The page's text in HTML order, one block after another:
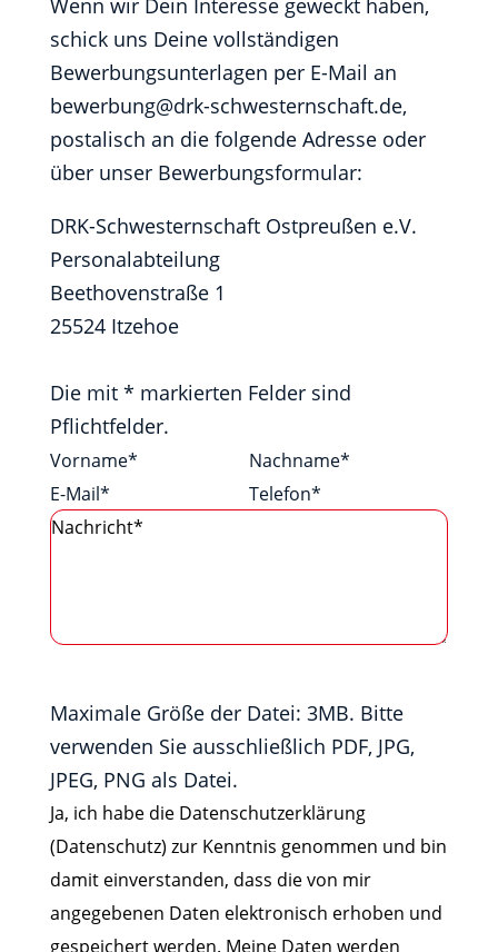
Wenn wir Dein Interesse geweckt haben,
schick uns Deine vollständigen
Bewerbungsunterlagen per E-Mail an
bewerbung@drk-schwesternschaft.de,
postalisch an die folgende Adresse oder
über unser Bewerbungsformular:
DRK-Schwesternschaft Ostpreußen e.V.
Personalabteilung
Beethovenstraße 1
25524 Itzehoe
Section
Die mit * markierten Felder sind
Pflichtfelder.
Maximale Größe der Datei: 3MB. Bitte
verwenden Sie ausschließlich PDF, JPG,
JPEG, PNG als Datei.
Ja, ich habe die Datenschutzerklärung
(Datenschutz) zur Kenntnis genommen und bin
damit einverstanden, dass die von mir
angegebenen Daten elektronisch erhoben und
gespeichert werden. Meine Daten werden